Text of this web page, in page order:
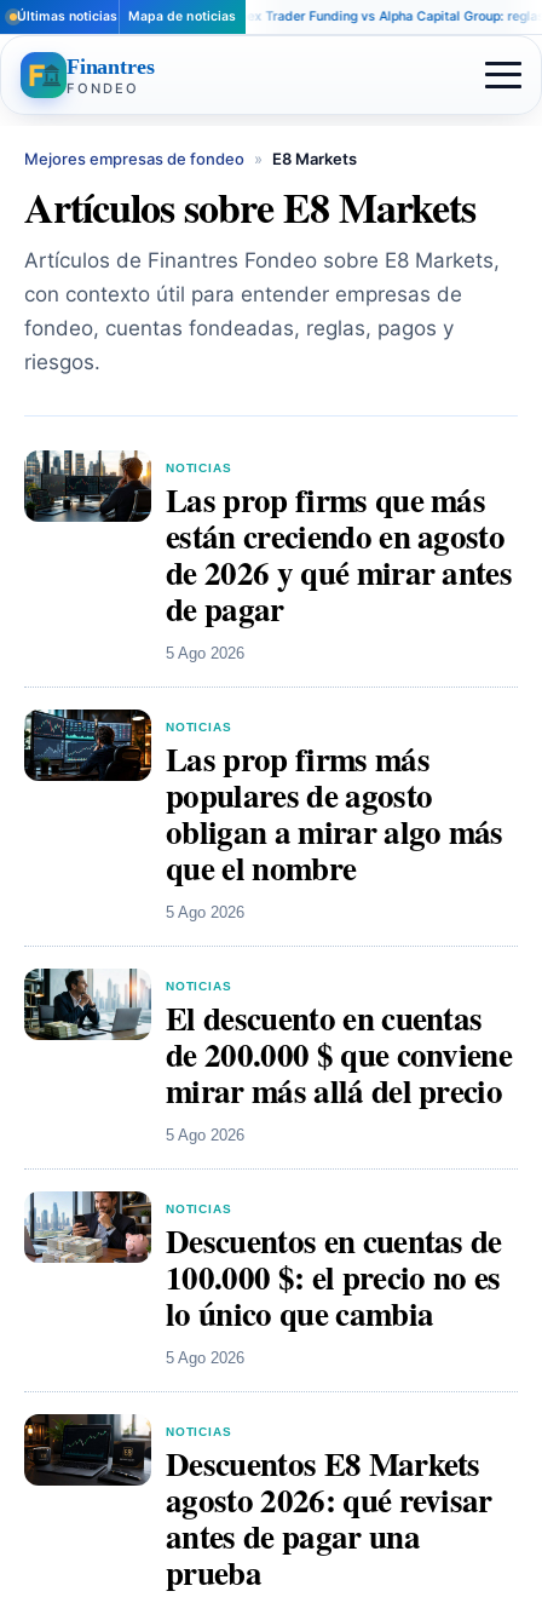
Últimas noticias Mapa de noticiasApex Trader Funding vs Alpha Capital Group: reglas
Finantres
FONDEO
Mejores empresas de fondeo » E8 Markets
Artículos sobre E8 Markets
Artículos de Finantres Fondeo sobre E8 Markets,
con contexto útil para entender empresas de
fondeo, cuentas fondeadas, reglas, pagos y
riesgos.
NOTICIAS
Las prop firms que más
están creciendo en agosto
de 2026 y qué mirar antes
de pagar
5 Ago 2026
NOTICIAS
Las prop firms más
populares de agosto
obligan a mirar algo más
que el nombre
5 Ago 2026
NOTICIAS
El descuento en cuentas
de 200.000 $ que conviene
mirar más allá del precio
5 Ago 2026
NOTICIAS
Descuentos en cuentas de
100.000 $: el precio no es
lo único que cambia
5 Ago 2026
NOTICIAS
Descuentos E8 Markets
agosto 2026: qué revisar
antes de pagar una
prueba